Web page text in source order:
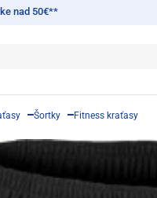
nad 50€**
Šortky Fitness kraťasy